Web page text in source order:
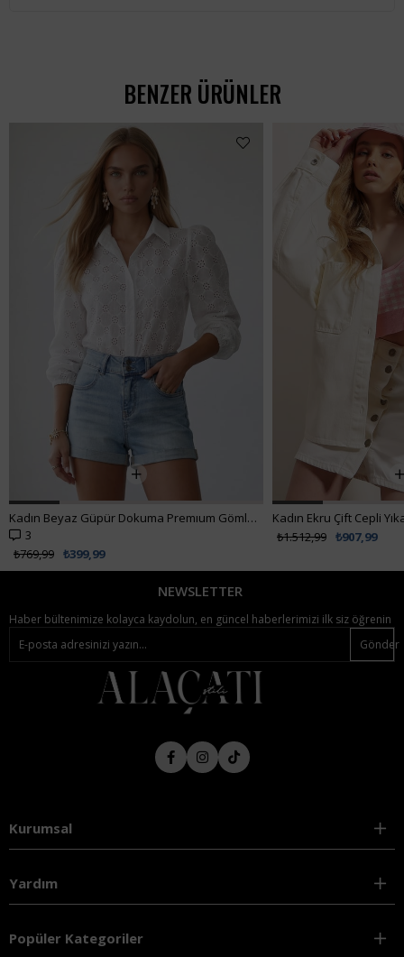
BENZER ÜRÜNLER
Kadın Beyaz Güpür Dokuma Premıum Gömlek ALC-X4366
3
₺399,99
₺769,99
₺907,99
₺1.512,99
NEWSLETTER
Haber bültenimize kolayca kaydolun, en güncel haberlerimizi ilk siz öğrenin
Gönder
Kurumsal
Yardım
Popüler Kategoriler